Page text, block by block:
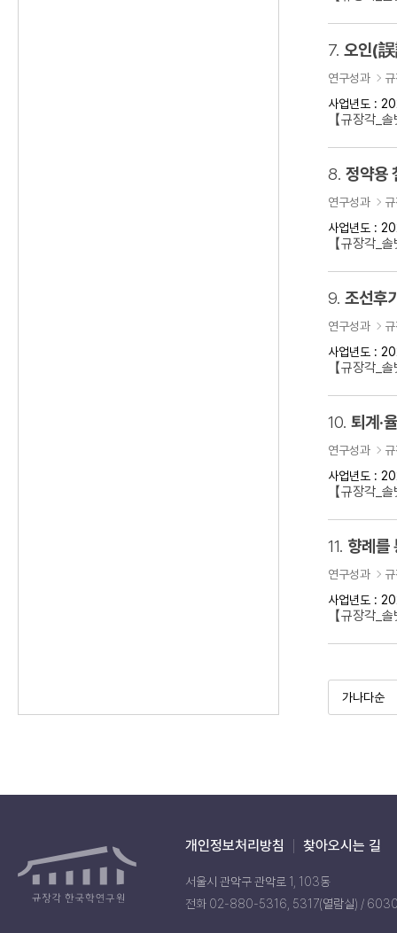
7. 오인(誤
연구성과
사업년도 :
【규장각_
8. 정약용
연구성과
사업년도 :
【규장각_
9. 조선후
연구성과
사업년도 :
【규장각_
10. 퇴계·
연구성과
사업년도 :
【규장각_
11. 향례를
연구성과
사업년도 :
【규장각_
개인정보처리방침 찾아오시는 길
서울시 관악구 관악로 1, 103동
전화 02-880-5316, 5317(열람실) /